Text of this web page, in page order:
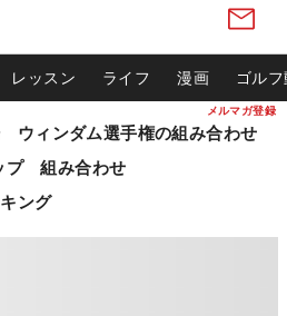
メルマガ登録
レッスン ライフ 漫画 ゴル
ウィンダム選手権の組み合わせ
プ 組み合わせ
ング